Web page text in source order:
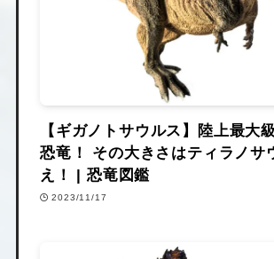
【ギガノトサウルス】陸上最大
恐竜！ その大きさはティラノサ
え！ | 恐竜図鑑
2023/11/17